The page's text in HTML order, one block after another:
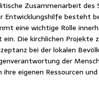
Zusammenarbeit
besteht
eine wichtige Rolle
Die kirchlichen Projekte
bei der lokalen
der
ihre eigenen Ressourcen